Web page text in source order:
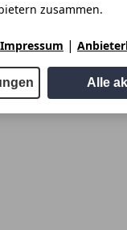
zusammen.
Impressum |
Alle